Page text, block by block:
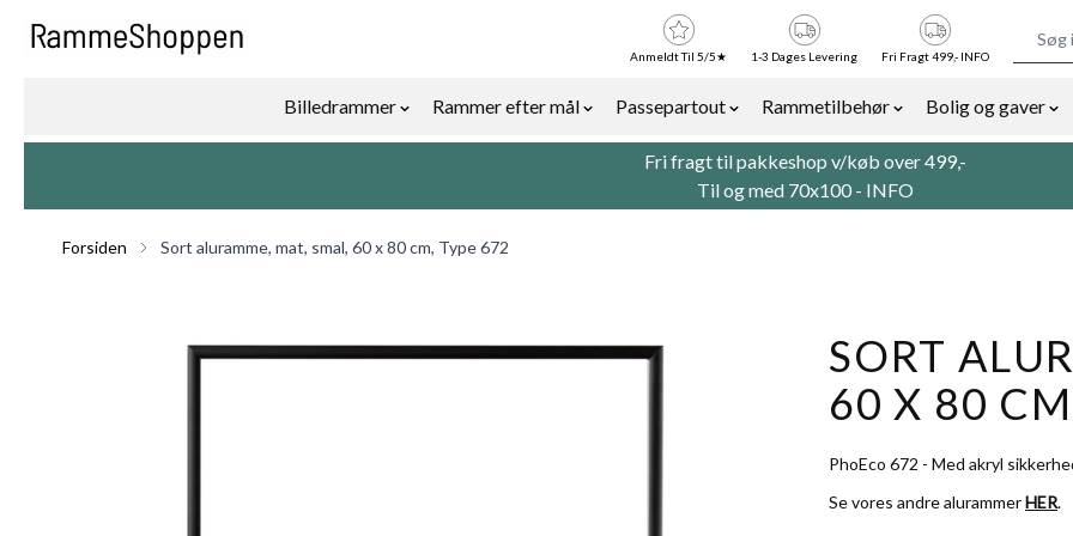
Billedrammer
Rammer efter mål
Passepartout
Rammetilbehør
Bolig og gaver
Anmeldt Til 5/5★ 1-3 Dages Levering Fri Fragt 499,- INFO
Fri fragt til pakkeshop v/køb over 499,-
Til og med 70x100 - INFO
Forsiden Sort aluramme, mat, smal, 60 x 80 cm, Type 672
SORT
60 X 80
PhoEco 672 - Med akryl
Se vores andre alurammerHER.